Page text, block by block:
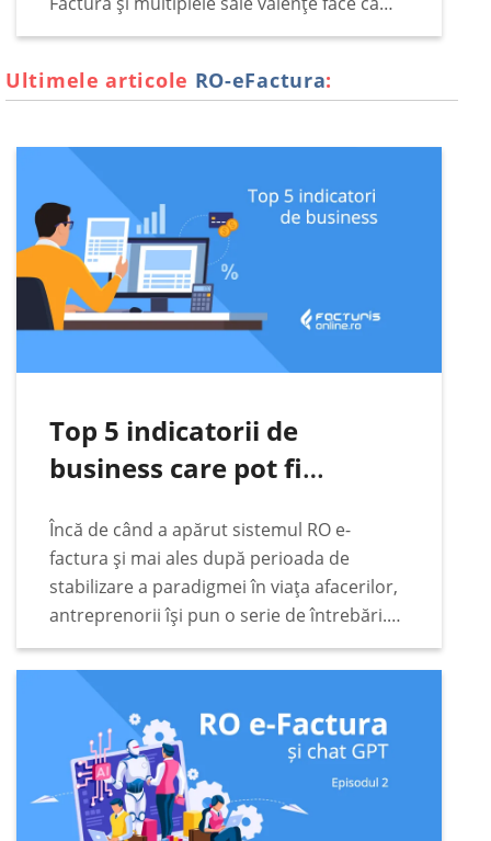
subiectul să rămână constant pe podiumul
indiferent de vremuri legislative și de
Ultimele articole RO-eFactura:
Top 5 indicatorii de
business care pot fi
datelor din RO e-Factura
Încă de când a apărut sistemul RO e-
factura și mai ales după perioada de
stabilizare a paradigmei în viața afacerilor,
antreprenorii își pun o serie de întrebări.
Unele dintre acestea sunt extrem de
pragmatice. Printre acestea se numără cele
legate…